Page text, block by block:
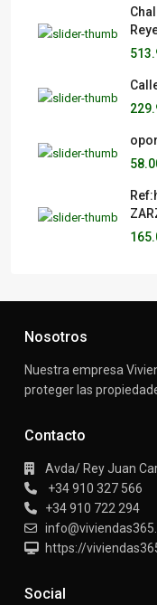
Nosotros
Nuestra empresa
proteger las
Contacto
Avda/ Rey Juan
+34 910 327 566
+34 910 722 294
https://
Social